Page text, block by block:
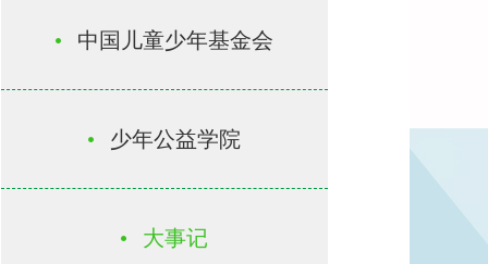
中国儿童少年基金会
少年公益学院
大事记